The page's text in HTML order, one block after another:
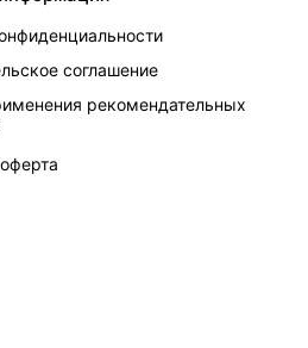
соглашение
рекомендательных